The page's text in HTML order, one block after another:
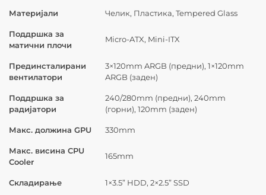
Материјали Челик, Пластика, Tempered Glass
Поддршка за
матични плочи
Micro-ATX, Mini-ITX
Прединсталирани
вентилатори
3×120mm ARGB (предни), 1×120mm
ARGB (заден)
Поддршка за
радијатори
240/280mm (предни), 240mm
(горни), 120mm (заден)
Макс. должина GPU 330mm
Макс. висина CPU
Cooler
165mm
Складирање 1×3.5” HDD, 2×2.5” SSD